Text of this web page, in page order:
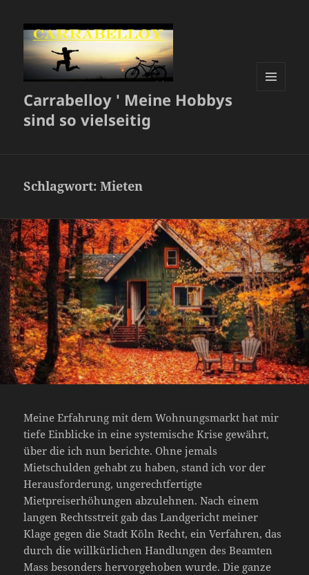
Carrabelloy ' Meine Hobbys
sind so vielseitig
Schlagwort:Mieten
Meine Erfahrung mit dem Wohnungsmarkt hat mir
tiefe Einblicke in eine systemische Krise gewährt,
über die ich nun berichte. Ohne jemals
Mietschulden gehabt zu haben, stand ich vor der
Herausforderung, ungerechtfertigte
Mietpreiserhöhungen abzulehnen. Nach einem
langen Rechtsstreit gab das Landgericht meiner
Klage gegen die Stadt Köln Recht, ein Verfahren, das
durch die willkürlichen Handlungen des Beamten
Mass besonders hervorgehoben wurde. Die ganze